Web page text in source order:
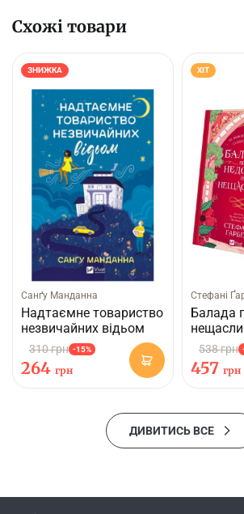
Схожі товари
ЗНИЖКА
Санґу Манданна
Надтаємне товариство
незвичайних відьом
310 грн -15%
264 грн
ХІТ
Стефані
Балада
538 грн
457 грн
ДИВИТИСЬ ВСЕ